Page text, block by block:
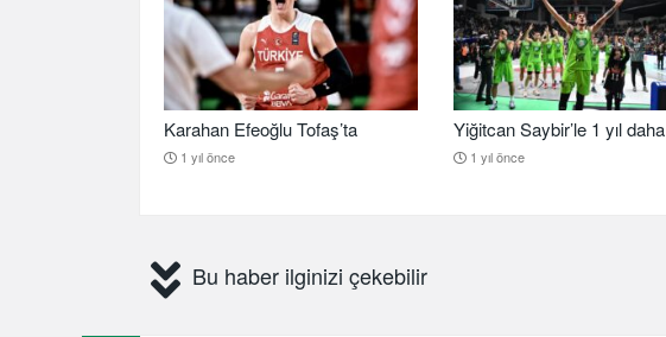
Karahan Efeoğlu Tofaş’ta
1 yıl önce
Yiğitcan Saybir’le 1 yıl daha
1 yıl önce
Bu haber ilginizi çekebilir